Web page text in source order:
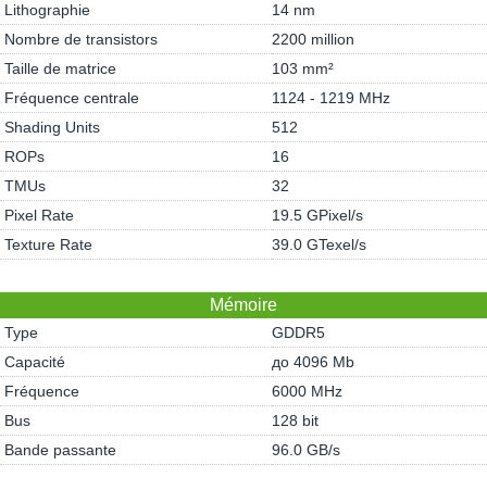
Lithographie
14 nm
Nombre de transistors
2200 million
Taille de matrice
103 mm²
Fréquence centrale
1124 - 1219 MHz
Shading Units
512
ROPs
16
TMUs
32
Pixel Rate
19.5 GPixel/s
Texture Rate
39.0 GTexel/s
Mémoire
Type
GDDR5
Capacité
до 4096 Mb
Fréquence
6000 MHz
Bus
128 bit
Bande passante
96.0 GB/s